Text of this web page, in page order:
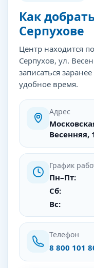
Как
Серпухове
Центр находится
Серпухов, ул.
записаться
удобное время.
Адрес
Весенняя,
График
Пн–Пт:
Сб:
Вс:
Телефон
8 800 101